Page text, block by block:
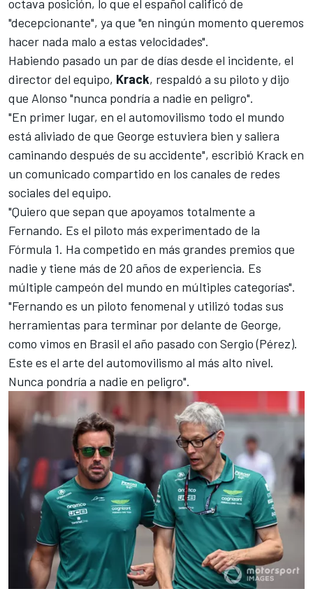
octava posición, lo que el español calificó de
"decepcionante", ya que "en ningún momento queremos
hacer nada malo a estas velocidades".
Habiendo pasado un par de días desde el incidente, el
director del equipo, Krack, respaldó a su piloto y dijo
que Alonso "nunca pondría a nadie en peligro".
"En primer lugar, en el automovilismo todo el mundo
está aliviado de que George estuviera bien y saliera
caminando después de su accidente", escribió Krack en
un comunicado compartido en los canales de redes
sociales del equipo.
"Quiero que sepan que apoyamos totalmente a
Fernando. Es el piloto más experimentado de la
Fórmula 1. Ha competido en más grandes premios que
nadie y tiene más de 20 años de experiencia. Es
múltiple campeón del mundo en múltiples categorías".
"Fernando es un piloto fenomenal y utilizó todas sus
herramientas para terminar por delante de George,
como vimos en Brasil el año pasado con Sergio (Pérez).
Este es el arte del automovilismo al más alto nivel.
Nunca pondría a nadie en peligro".